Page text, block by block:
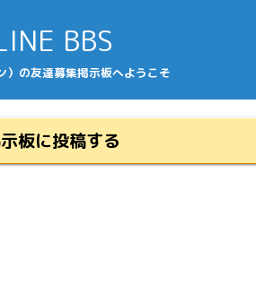
BBS
）の友達募集掲示板へようこそ
板に投稿する